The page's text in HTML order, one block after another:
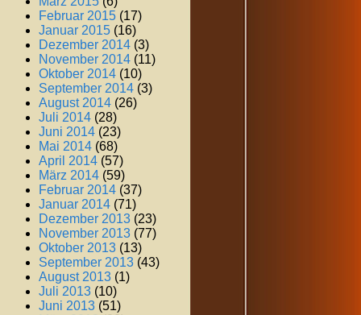
Februar 2015 (17)
Januar 2015 (16)
Dezember 2014 (3)
November 2014 (11)
Oktober 2014 (10)
September 2014 (3)
August 2014 (26)
Juli 2014 (28)
Juni 2014 (23)
Mai 2014 (68)
April 2014 (57)
März 2014 (59)
Februar 2014 (37)
Januar 2014 (71)
Dezember 2013 (23)
November 2013 (77)
Oktober 2013 (13)
September 2013 (43)
August 2013 (1)
Juli 2013 (10)
Juni 2013 (51)